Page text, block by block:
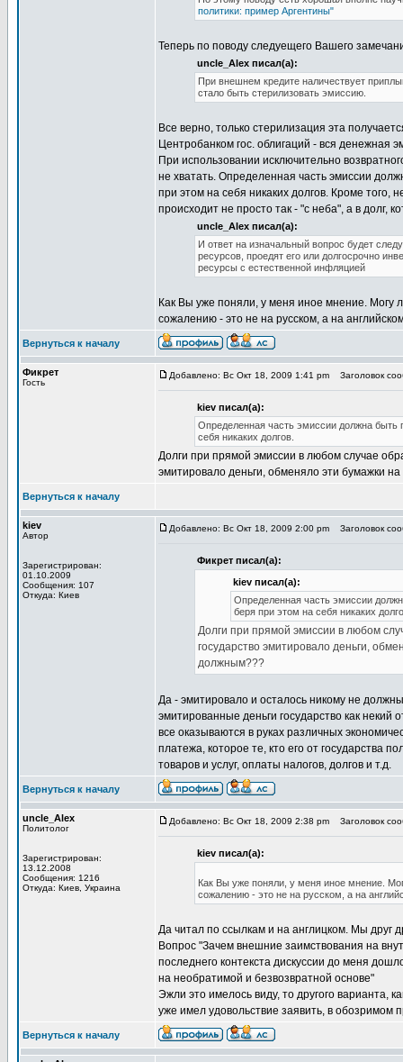
политики: пример Аргентины"
Теперь по поводу следуещего Вашего
uncle_Alex писал(а):
При внешнем кредите наличествует
стало быть стерилизовать эмиссию.
Все верно, только стерилизация эта
Центробанком гос. облигаций - вся денежная
При использовании исключительно
не хватать. Определенная часть эмиссии
при этом на себя никаких долгов. Кроме
происходит не просто так - "с неба", а в долг,
uncle_Alex писал(а):
И ответ на изначальный вопрос будет
ресурсов, проедят его или долгосрочно
ресурсы с естественной инфляцией
Как Вы уже поняли, у меня иное мнение. Могу
сожалению - это не на русском, а на
Вернуться к началу
Фикрет
Гость
Добавлено: Вс Окт 18, 2009 1:41 pm Заголовок
kiev писал(а):
Определенная часть эмиссии должна быть
себя никаких долгов.
Долги при прямой эмиссии в любом случае
эмитировало деньги, обменяло эти бумажки
Вернуться к началу
kiev
Автор
Зарегистрирован:
01.10.2009
Сообщения: 107
Откуда: Киев
Добавлено: Вс Окт 18, 2009 2:00 pm Заголовок
Фикрет писал(а):
kiev писал(а):
Определенная часть эмиссии
беря при этом на себя никаких
Долги при прямой эмиссии в любом
государство эмитировало деньги,
должным???
Да - эмитировало и осталось никому не
эмитированные деньги государство как некий
все оказываются в руках различных
платежа, которое те, кто его от государства
товаров и услуг, оплаты налогов, долгов и т.д.
Вернуться к началу
uncle_Alex
Политолог
Зарегистрирован:
13.12.2008
Сообщения: 1216
Откуда: Киев, Украина
Добавлено: Вс Окт 18, 2009 2:38 pm Заголовок
kiev писал(а):
Как Вы уже поняли, у меня иное мнение.
сожалению - это не на русском, а на
Да читал по ссылкам и на англицком. Мы друг
Вопрос "Зачем внешние заимствования на
последнего контекста дискуссии до меня
на необратимой и безвозвратной основе"
Эжли это имелось виду, то другого варианта,
уже имел удовольствие заявить, в обозримом
Вернуться к началу